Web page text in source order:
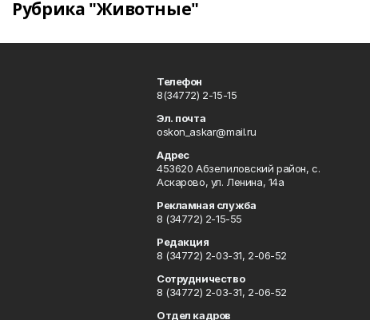
Рубрика "Животные"
Телефон
8(34772) 2-15-15
Эл. почта
oskon_askar@mail.ru
Адрес
453620 Абзелиловский район, с.
Аскарово, ул. Ленина, 14а
Рекламная служба
8 (34772) 2-15-55
Редакция
8 (34772) 2-03-31, 2-06-52
Сотрудничество
8 (34772) 2-03-31, 2-06-52
Отдел кадров